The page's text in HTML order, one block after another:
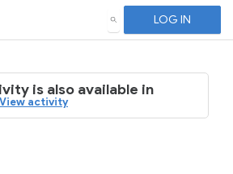
SEARCH LOG IN
is also available in
View activity